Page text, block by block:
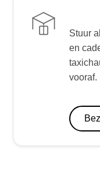
Stuur
en
vooraf.